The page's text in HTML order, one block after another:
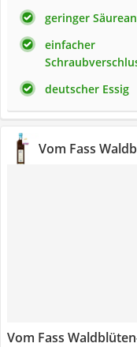
geringer
einfacher
deutscher Essig
Vom Fass
Vom Fass